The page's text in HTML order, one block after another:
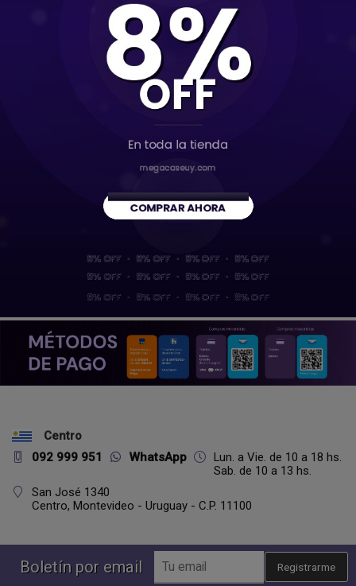
Estaño / Pasta de soldar / Flux
Fuentes regulables / Cables y accesorios para fuentes
Limpiador ultrasonido
Centro
092 999 951
WhatsApp
Lun. a Vie. de 10 a 18 hs.
Sab. de 10 a 13 hs.
San José 1340
Centro, Montevideo - Uruguay - C.P. 11100
Boletín por email Registrarme